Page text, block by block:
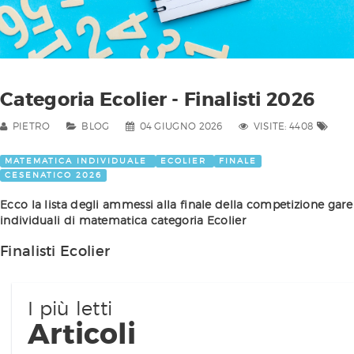
Categoria Ecolier - Finalisti 2026
PIETRO BLOG 04 GIUGNO 2026 VISITE: 4408
MATEMATICA INDIVIDUALE ECOLIER
FINALE
CESENATICO 2026
Ecco la lista degli ammessi alla finale della competizione gare
individuali di matematica categoria Ecolier
Finalisti Ecolier
I più letti
Articoli